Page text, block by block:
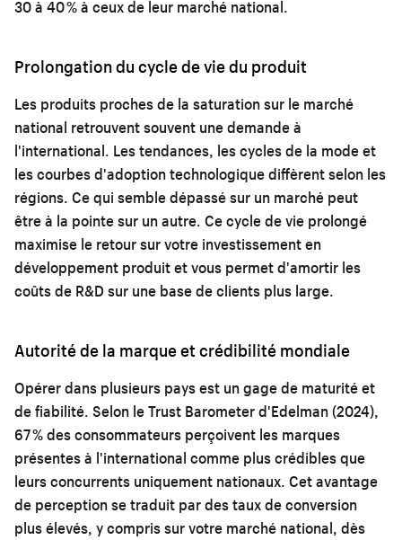
30 à 40 % à ceux de leur marché national.
Prolongation du cycle de vie du produit
Les produits proches de la saturation sur le marché
national retrouvent souvent une demande à
l'international. Les tendances, les cycles de la mode et
les courbes d'adoption technologique diffèrent selon les
régions. Ce qui semble dépassé sur un marché peut
être à la pointe sur un autre. Ce cycle de vie prolongé
maximise le retour sur votre investissement en
développement produit et vous permet d'amortir les
coûts de R&D sur une base de clients plus large.
Autorité de la marque et crédibilité mondiale
Opérer dans plusieurs pays est un gage de maturité et
de fiabilité. Selon le Trust Barometer d'Edelman (2024),
67 % des consommateurs perçoivent les marques
présentes à l'international comme plus crédibles que
leurs concurrents uniquement nationaux. Cet avantage
de perception se traduit par des taux de conversion
plus élevés, y compris sur votre marché national, dès